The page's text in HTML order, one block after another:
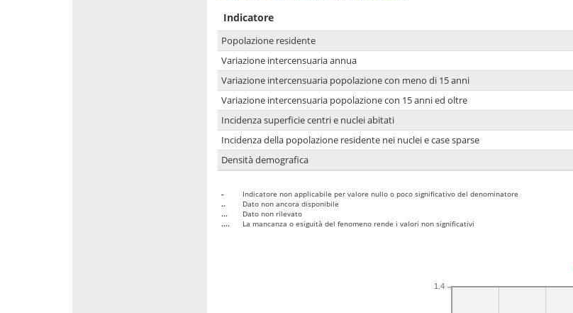
Indicatore
Popolazione residente
Variazione intercensuaria annua
Variazione intercensuaria popolazione con meno di 15 anni
Variazione intercensuaria popolazione con 15 anni ed oltre
Incidenza superficie centri e nuclei abitati
Incidenza della popolazione residente nei nuclei e case sparse
Densità demografica
-
Indicatore non applicabile per valore nullo o poco significativo del denominatore
..
Dato non ancora disponibile
...
Dato non rilevato
....
La mancanza o esiguità del fenomeno rende i valori non significativi
1.4